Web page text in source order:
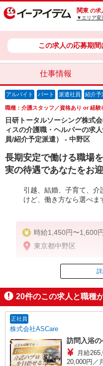
関東 の求
▼エリア変
この求人の応募期間
仕事情報
アルバイト パート 派遣社員 紹介予
職種：介護スタッフ／資格あり or 経験
日研トータルソーシング株式
ィスの介護職・ヘルパーの求
員/紹介予定派遣） - 中野区
長期安定で働ける職場
実の待遇であなたをお
引越、結婚、子育て、
けど、働き方なら選べ
時給1,450円〜1,600円
◆無資格・経験者：時
◆初任者研修・経験
◆介護福祉士・経験
※経験者は3ヶ月以上
※給与幅は経験・能
★週払いOK（規定あ
東京都中野区
掲
20件のこの求人と職種
正社員
株式会社ASCare
訪問入浴の
月給
20,000円／